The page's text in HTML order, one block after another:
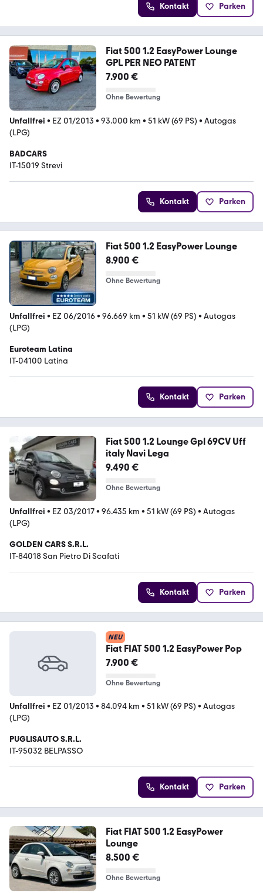
Kontakt Parken
Fiat 500 1.2 EasyPower Lounge
GPL PER NEO PATENT
7.900 €
Ohne Bewertung
Unfallfrei • EZ 01/2013 • 93.000 km • 51 kW (69 PS) • Autogas
(LPG)
BADCARS
IT-15019 Strevi
Kontakt Parken
Fiat 500 1.2 EasyPower Lounge
8.900 €
Ohne Bewertung
Unfallfrei • EZ 06/2016• 96.669 km • 51 kW (69 PS) • Autogas
(LPG)
Euroteam Latina
IT-04100 Latina
Kontakt Parken
Fiat 500 1.2 Lounge Gpl 69CV Uff
italy Navi Lega
9.490 €
Ohne Bewertung
Unfallfrei • EZ 03/2017• 96.435 km • 51 kW (69 PS) • Autogas
(LPG)
GOLDEN CARS S.R.L.
IT-84018 San Pietro Di Scafati
Kontakt Parken
NEU
Fiat FIAT 500 1.2 EasyPower Pop
7.900 €
Ohne Bewertung
Unfallfrei • EZ 01/2013 • 84.094 km • 51 kW (69 PS) • Autogas
(LPG)
PUGLISAUTO S.R.L.
IT-95032 BELPASSO
Kontakt Parken
Fiat FIAT 500 1.2 EasyPower
Lounge
8.500 €
Ohne Bewertung